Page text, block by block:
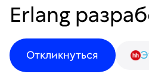
Erlang
Откликнуться